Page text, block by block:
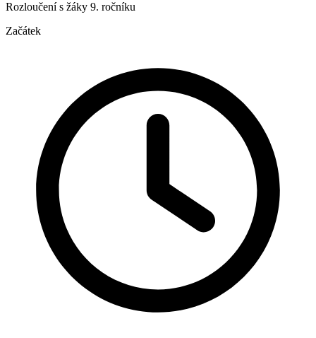
Rozloučení s žáky 9. ročníku
Začátek